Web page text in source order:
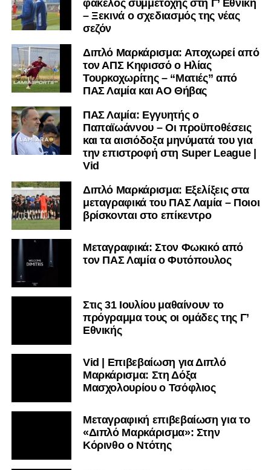
φάκελος συμμετοχής στη Γ’ Εθνική
– Ξεκινά ο σχεδιασμός της νέας
σεζόν
Διπλό Μαρκάρισμα: Αποχωρεί από
τον ΑΠΣ Κηφισσό ο Ηλίας
Τουρκοχωρίτης – “Ματιές” από
ΠΑΣ Λαμία και ΑΟ Θήβας
ΠΑΣ Λαμία: Εγγυητής ο
Παπαϊωάννου – Οι προϋποθέσεις
και τα αισιόδοξα μηνύματά του για
την επιστροφή στη Super League |
Vid
Διπλό Μαρκάρισμα: Εξελίξεις στα
μεταγραφικά του ΠΑΣ Λαμία – Ποιοι
βρίσκονται στο επίκεντρο
Μεταγραφικά: Στον Φωκικό από
τον ΠΑΣ Λαμία ο Φυτόπουλος
Στις 31 Ιουλίου μαθαίνουν το
πρόγραμμα τους οι ομάδες της Γ’
Εθνικής
Vid | Επιβεβαίωση για Διπλό
Μαρκάρισμα: Στη Δόξα
Μασχολουρίου ο Τσόφλιος
Μεταγραφική επιβεβαίωση για το
«Διπλό Μαρκάρισμα»: Στην
Κόρινθο ο Ντότης